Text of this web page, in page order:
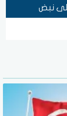
على نبض